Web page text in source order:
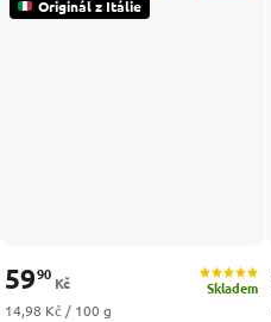
Originál z Itálie
Skladem
5990
Kč
Měrná cena:
14,98 Kč / 100 g